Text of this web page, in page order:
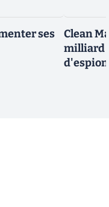
ses
Clean
milliard